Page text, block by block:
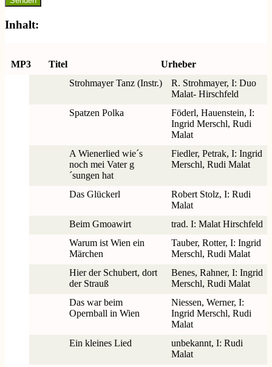
Inhalt:
MP3 Titel
Urheber
Strohmayer Tanz (Instr.)
R. Strohmayer, I: Duo
Malat- Hirschfeld
Spatzen Polka
Föderl, Hauenstein, I:
Ingrid Merschl, Rudi
Malat
A Wienerlied wie´s
noch mei Vater g
´sungen hat
Fiedler, Petrak, I: Ingrid
Merschl, Rudi Malat
Das Glückerl
Robert Stolz, I: Rudi
Malat
Beim Gmoawirt
trad. I: Malat Hirschfeld
Warum ist Wien ein
Märchen
Tauber, Rotter, I: Ingrid
Merschl, Rudi Malat
Hier der Schubert, dort
der Strauß
Benes, Rahner, I: Ingrid
Merschl, Rudi Malat
Das war beim
Opernball in Wien
Niessen, Werner, I:
Ingrid Merschl, Rudi
Malat
Ein kleines Lied
unbekannt, I: Rudi
Malat